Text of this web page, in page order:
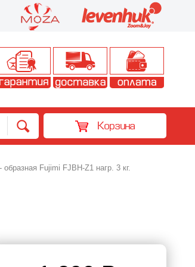
Корзина
Fujimi FJBH-Z1 нагр. 3 кг.